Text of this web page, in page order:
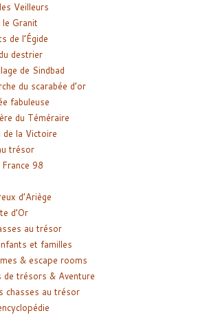
Veilleurs
le Granit
de l’Égide
destrier
de Sindbad
du scarabée d’or
fabuleuse
du Téméraire
de la Victoire
trésor
98
d’Ariège
d’Or
au trésor
et familles
& escape rooms
de trésors & Aventure
chasses au trésor